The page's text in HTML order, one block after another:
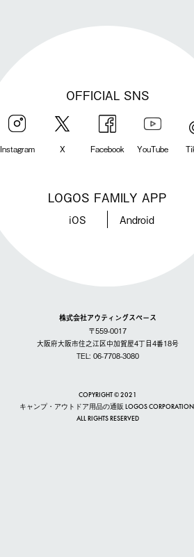
OFFICIAL SNS
Instagram X Facebook YouTube
LOGOS FAMILY APP
iOS Android
株式会社アウティングスペース
〒559-0017
大阪府大阪市住之江区中加賀屋4丁目4番18号
TEL: 06-7708-3080
COPYRIGHT © 2021
キャンプ・アウトドア用品の通販 LOGOS
ALL RIGHTS RESERVED